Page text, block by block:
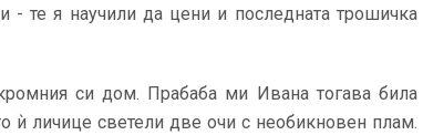
- те я научили да цени и последната трошичка
си дом. Прабаба ми Ивана тогава била
ѝ личице светели две очи с необикновен плам.